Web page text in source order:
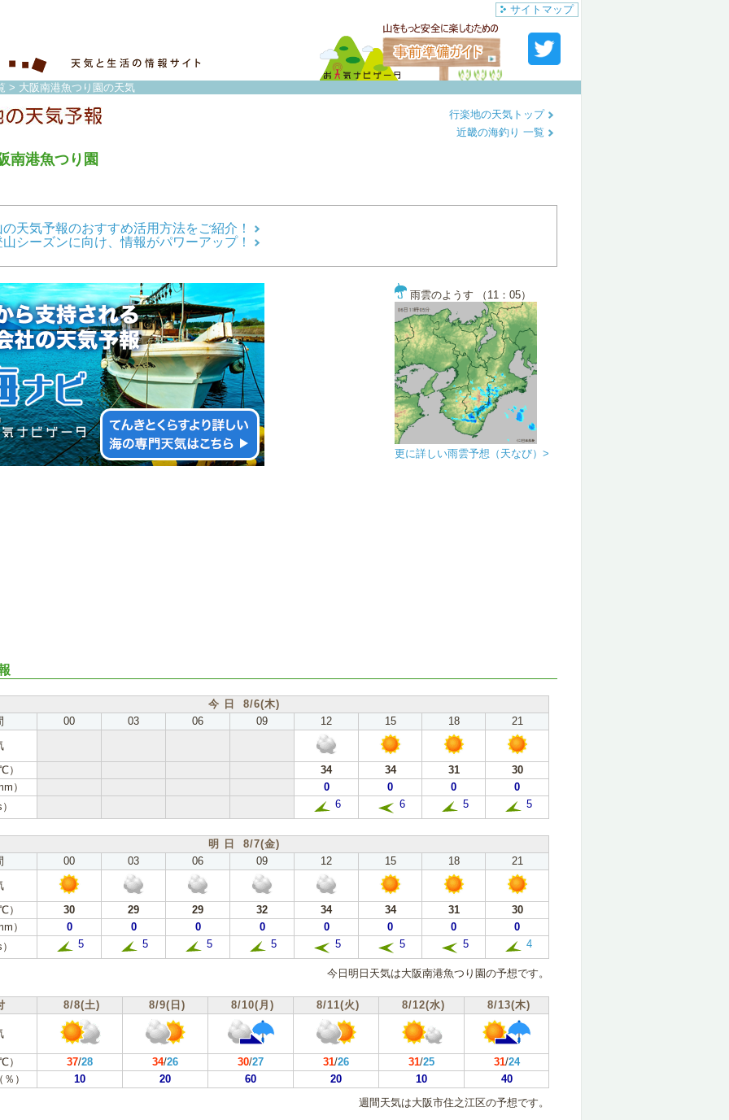
サイトマップ
> 大阪南港魚つり園の天気
南港魚つり園
行楽地の天気トップ
近畿の海釣り 一覧
天気予報のおすすめ活用方法をご紹介！
シーズンに向け、情報がパワーアップ！
雨雲のようす （11：05）
更に詳しい雨雲予想（天なび）>
今 日 8/6(木)
00 03 06 09 12 15 18
21
34 34 31
30
）
0 0 0
0
6 6 5 5
明 日 8/7(金)
00 03 06 09 12 15 18
21
30 29 29 32 34 34 31
30
）
0 0 0 0 0 0 0
0
5 5 5 5 5 5 5 4
今日明日天気は大阪南港魚つり園の予想です。
8/8(土) 8/9(日) 8/10(月) 8/11(火) 8/12(水) 8/13(木)
37/28 34/26 30/27 31/26 31/25 31/24
）
10 20 60 20 10
40
週間天気は大阪市住之江区の予想です。